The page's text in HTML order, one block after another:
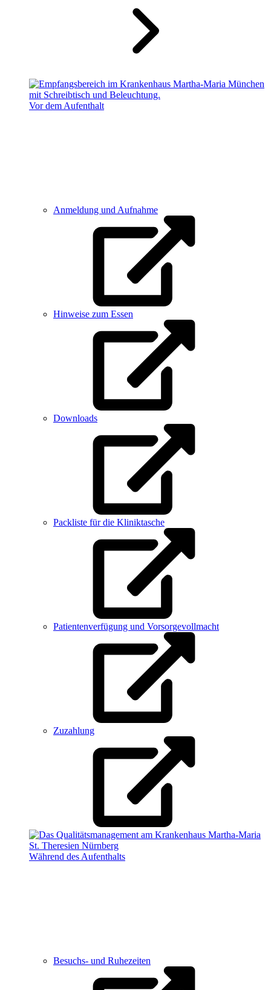
Vor dem Aufenthalt
Anmeldung und Aufnahme
Hinweise zum Essen
Downloads
Packliste für die Kliniktasche
Patientenverfügung und Vorsorgevollmacht
Zuzahlung
Während des Aufenthalts
Besuchs- und Ruhezeiten